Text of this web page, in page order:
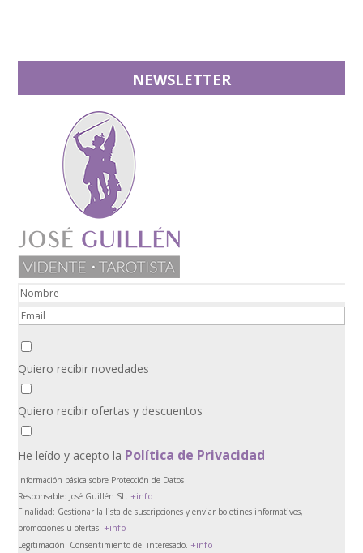
NEWSLETTER
Quiero recibir novedades
Quiero recibir ofertas y descuentos
He leído y acepto la Política de Privacidad
Información básica sobre Protección de Datos
Responsable: José Guillén SL. +info
Finalidad: Gestionar la lista de suscripciones y enviar boletines informativos,
promociones u ofertas. +info
Legitimación: Consentimiento del interesado. +info